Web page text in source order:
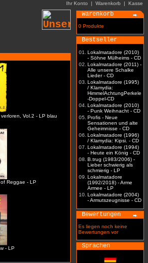
Ihr Konto | Warenkorb | Kasse
Vol.2 - LP blau
Reggae - LP
- LP
Warenkorb
0 Produkte
Bestseller
01.
Lokalmatadore (2010)
- Söhne Mülheims - CD
02. Lokalmatadore (2011) -
Alle unsere Schalke
Lieder - CD
03. Lokalmatadore (1995)
/ Klamydia:
HimmelAchtungPerkele
-Doppel-CD
04. Lokalmatadore (2010)
- Punk Weihnacht - CD
05. Profis - Neue
Sensationen und alte
Geheimnisse - CD
06. Lokalmatadore (1996)
/ Klamydia: Kipsi. - CD
07. Lokalmatadore (1994)
- Heute ein König - CD
08. B.trug (1983/2006) -
Lieber schwierig als
schmierig - LP
09. Lokalmatadore
(1992/2018) - Arme
Armee - LP
10. Lokalmatadore (2004)
- Armutszeugnisse - CD
Bewertungen
Es liegen noch keine
Bewertungen vor
Sprachen